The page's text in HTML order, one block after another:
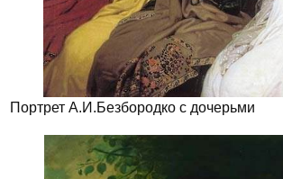
Портрет А.И.Безбородко с дочерьми